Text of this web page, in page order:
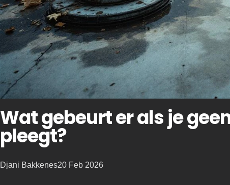
Wat gebeurt er als je
pleegt?
Posted
Djani Bakkenes20 Feb 2026